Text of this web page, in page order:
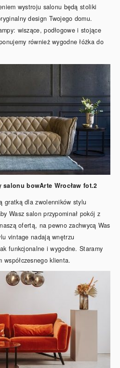
wystroju salonu będą stoliki
design Twojego domu.
wiszące, podłogowe i stojące
również wygodne łóżka do
bowArte Wrocław fot.2
gratką dla zwolenników stylu
Wasz salon przypominał pokój z
ofertą, na pewno zachwycą Was
vintage nadają wnętrzu
funkcjonalne i wygodne. Staramy
współczesnego klienta.